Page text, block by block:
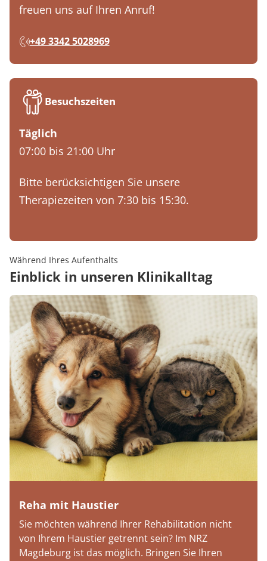
freuen uns auf Ihren Anruf!
+49 3342 5028969
Besuchszeiten
Täglich
07:00 bis 21:00 Uhr
Bitte berücksichtigen Sie unsere
Therapiezeiten von 7:30 bis 15:30.
Während Ihres Aufenthalts
Einblick in unseren Klinikalltag
Reha mit Haustier
Sie möchten während Ihrer Rehabilitation nicht
von Ihrem Haustier getrennt sein? Im NRZ
Magdeburg ist das möglich. Bringen Sie Ihren